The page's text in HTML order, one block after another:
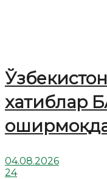
хатиблар
04.08.2026
24